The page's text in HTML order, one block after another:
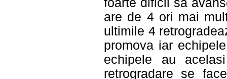
foarte dificil sa
are de 4 ori mai
ultimile 4
promova iar
echipele au
retrogradare se